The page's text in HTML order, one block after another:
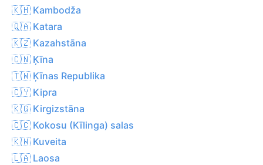
🇰🇭 Kambodža
🇶🇦 Katara
🇰🇿 Kazahstāna
🇨🇳 Ķīna
🇹🇼 Ķīnas Republika
🇨🇾 Kipra
🇰🇬 Kirgizstāna
🇨🇨 Kokosu (Kīlinga) salas
🇰🇼 Kuveita
🇱🇦 Laosa